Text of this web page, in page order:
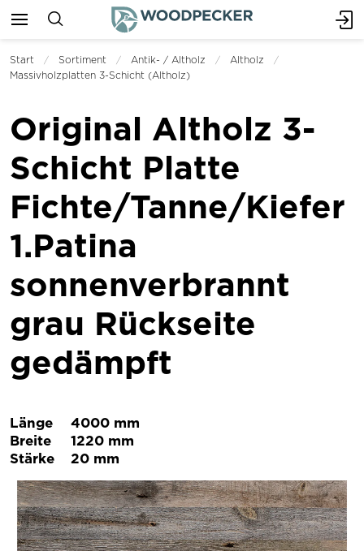
Start Sortiment Antik- / Altholz
Altholz
Massivholzplatten 3-Schicht (Altholz)
Original Altholz 3-
Schicht Platte
Fichte/Tanne/Kiefer
1.Patina
sonnenverbrannt
grau Rückseite
gedämpft
Länge
4000 mm
Breite
1220 mm
Stärke
20 mm